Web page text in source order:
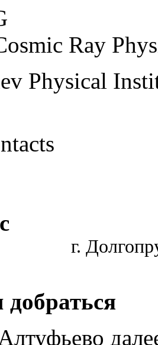
Ray
Physical
г.